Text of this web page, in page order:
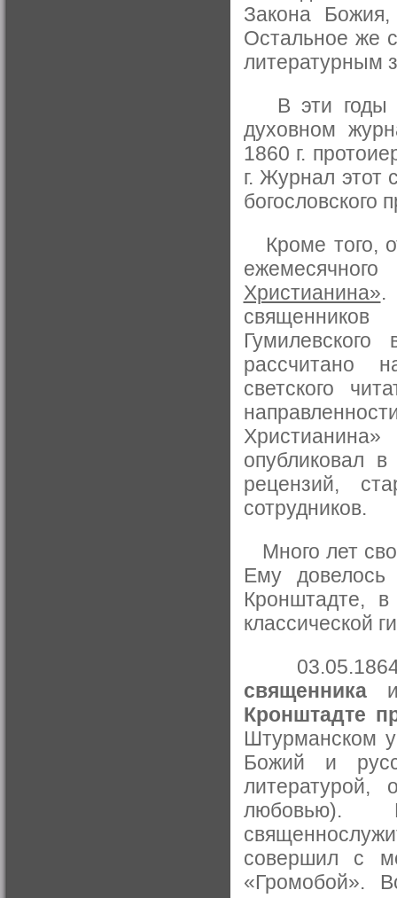
Закона
Остальное же
литературным
В эти годы
духовном
1860 г.
г. Журнал этот
богословского
Кроме того,
Христианина».
рассчитано
светского
опубликовал
рецензий,
сотрудников.
Много лет
Ему
Кронштадте,
классической
03.05.1864
священника
Кронштадте
Штурманском
Божий и
литературой,
любовью).
совершил с
«Громобой».